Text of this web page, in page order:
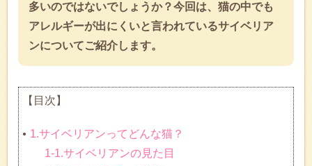
多いのではないでしょうか？今回は、猫の中でも
アレルギーが出にくいと言われているサイベリア
ンについてご紹介します。
【目次】
1.サイベリアンってどんな猫？
1-1.サイベリアンの見た目